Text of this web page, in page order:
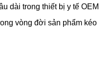
dài trong thiết bị y tế OEM
vòng đời sản phẩm kéo